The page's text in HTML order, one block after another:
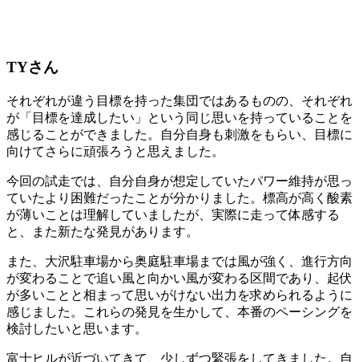
TYさん
それぞれが違う目標を持った集団ではあるものの、それぞれ
が「目標を達成したい」という同じ思いを持っていることを
感じることができました。自分自身も刺激をもらい、目標に
向けてさらに頑張ろうと思えました。
今回の試走では、自分自身が想定していたパワー維持が思っ
ていたより困難だったことが分かりました。標高が高く酸素
が薄いことは理解していましたが、実際に走って体感する
と、また新たな発見があります。
また、大沢駐車場から奥庭駐車場までは風が強く、進行方向
が変わることで追い風と向かい風が変わる区間であり、起伏
が多いことと相まって思いがけない出力を求められるように
感じました。これらの発見を生かして、本番のペーシングを
検討したいと思います。
富士ヒルが近づいてきて、少しずつ緊張をしてきました。自